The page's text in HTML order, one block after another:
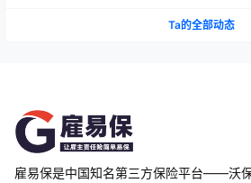
Ta的全部动态
雇易保是中国知名第三方保险平台——沃